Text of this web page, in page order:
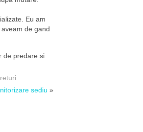
Eu am
de gand
de predare si
sediu »